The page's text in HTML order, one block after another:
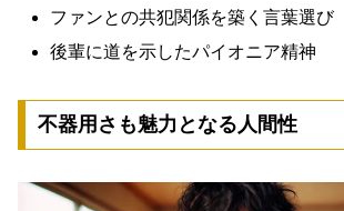
ファンとの共犯関係を築く言葉選び
後輩に道を示したパイオニア精神
不器用さも魅力となる人間性